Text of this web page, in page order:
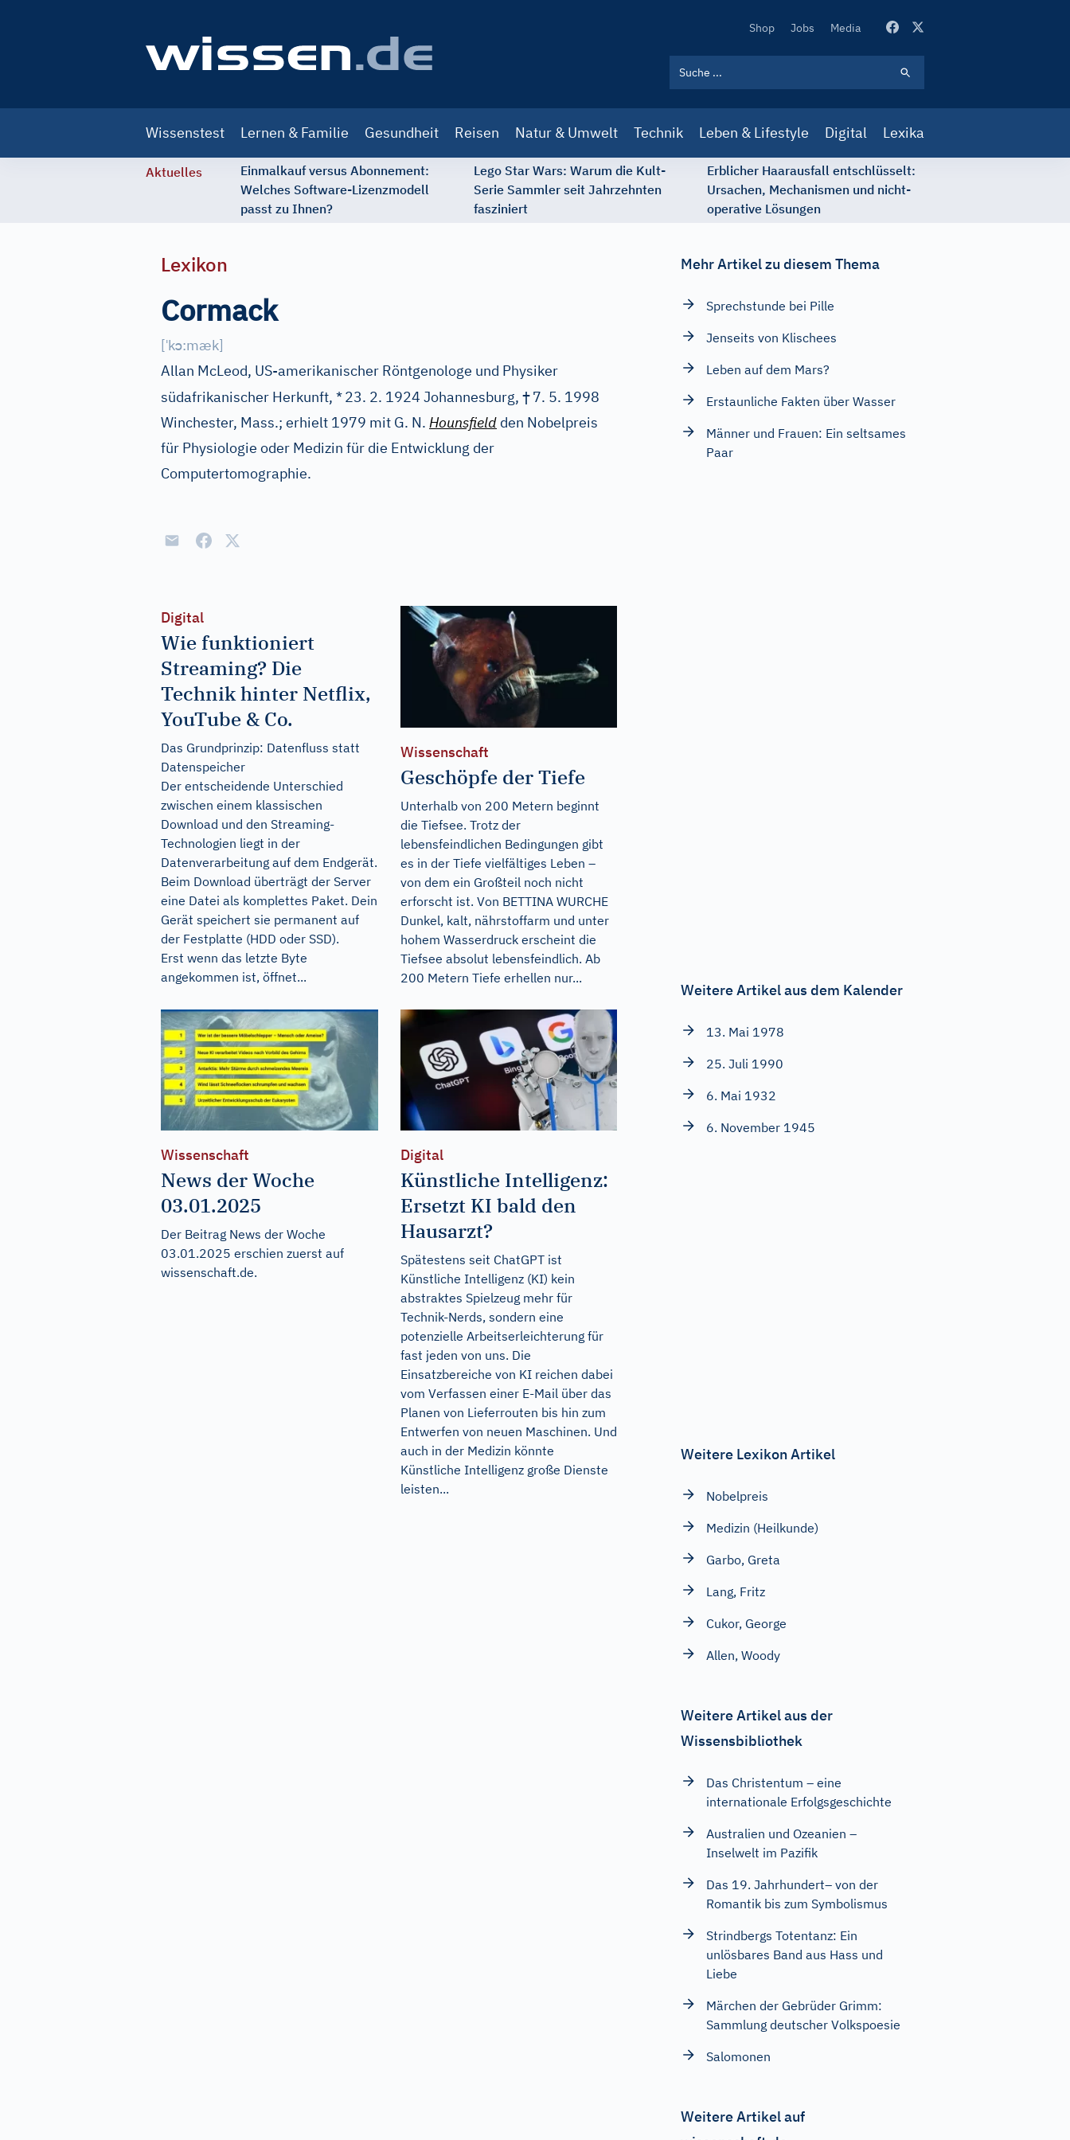
Secondary
Shop Jobs Media
navigation
Wissenstest Lernen & Familie Gesundheit Reisen Natur & Umwelt Technik Leben & Lifestyle Digital Lexika
Aktuelles
Einmalkauf versus Abonnement:
Welches Software-Lizenzmodell
passt zu Ihnen?
Lego Star Wars: Warum die Kult-
Serie Sammler seit Jahrzehnten
fasziniert
Erblicher Haarausfall entschlüsselt:
Ursachen, Mechanismen und nicht-
operative Lösungen
Lexikon
Cormack
[ˈkɔ:mæk]
Allan McLeod, US-amerikanischer Röntgenologe und Physiker
südafrikanischer Herkunft, *23. 2. 1924 Johannesburg, †7. 5. 1998
Winchester, Mass.; erhielt 1979 mit G. N. Hounsfield den Nobelpreis
für Physiologie oder Medizin für die Entwicklung der
Computertomographie.
Digital
Wie funktioniert
Streaming? Die
Technik hinter Netflix,
YouTube & Co.
Das Grundprinzip: Datenfluss statt
Datenspeicher
Der entscheidende Unterschied
zwischen einem klassischen
Download und den Streaming-
Technologien liegt in der
Datenverarbeitung auf dem Endgerät.
Beim Download überträgt der Server
eine Datei als komplettes Paket. Dein
Gerät speichert sie permanent auf
der Festplatte (HDD oder SSD).
Erst wenn das letzte Byte
angekommen ist, öffnet...
Wissenschaft
Geschöpfe der Tiefe
Unterhalb von 200 Metern beginnt
die Tiefsee. Trotz der
lebensfeindlichen Bedingungen gibt
es in der Tiefe vielfältiges Leben –
von dem ein Großteil noch nicht
erforscht ist. Von BETTINA WURCHE
Dunkel, kalt, nährstoffarm und unter
hohem Wasserdruck erscheint die
Tiefsee absolut lebensfeindlich. Ab
200 Metern Tiefe erhellen nur...
Wissenschaft
News der Woche
03.01.2025
Der Beitrag News der Woche
03.01.2025 erschien zuerst auf
wissenschaft.de.
Digital
Künstliche Intelligenz:
Ersetzt KI bald den
Hausarzt?
Spätestens seit ChatGPT ist
Künstliche Intelligenz (KI) kein
abstraktes Spielzeug mehr für
Technik-Nerds, sondern eine
potenzielle Arbeitserleichterung für
fast jeden von uns. Die
Einsatzbereiche von KI reichen dabei
vom Verfassen einer E-Mail über das
Planen von Lieferrouten bis hin zum
Entwerfen von neuen Maschinen. Und
auch in der Medizin könnte
Künstliche Intelligenz große Dienste
leisten...
Mehr Artikel zu diesem Thema
Sprechstunde bei Pille
Jenseits von Klischees
Leben auf dem Mars?
Erstaunliche Fakten über Wasser
Männer und Frauen: Ein seltsames
Paar
Weitere Artikel aus dem Kalender
13. Mai 1978
25. Juli 1990
6. Mai 1932
6. November 1945
Weitere Lexikon Artikel
Nobelpreis
Medizin (Heilkunde)
Garbo, Greta
Lang, Fritz
Cukor, George
Allen, Woody
Weitere Artikel aus der
Wissensbibliothek
Das Christentum – eine
internationale Erfolgsgeschichte
Australien und Ozeanien –
Inselwelt im Pazifik
Das 19. Jahrhundert– von der
Romantik bis zum Symbolismus
Strindbergs Totentanz: Ein
unlösbares Band aus Hass und
Liebe
Märchen der Gebrüder Grimm:
Sammlung deutscher Volkspoesie
Salomonen
Weitere Artikel auf